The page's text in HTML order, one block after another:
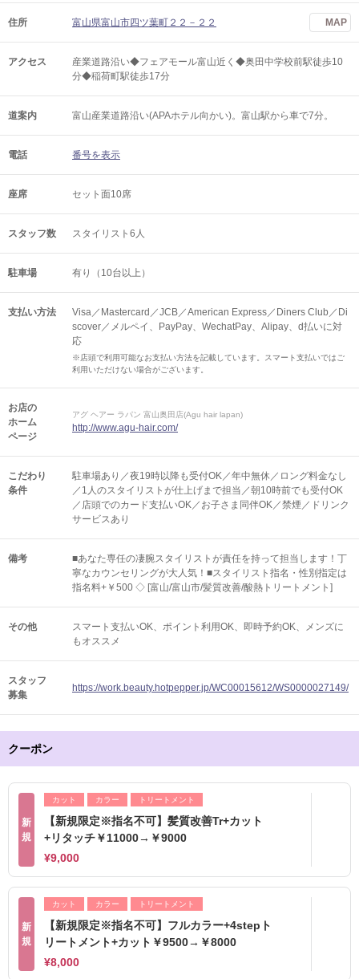
住所 富山県富山市四ツ葉町２２－２２ MAP
アクセス
産業道路沿い◆フェアモール富山近く◆奥田中学校前駅徒歩10
分◆稲荷町駅徒歩17分
道案内 富山産業道路沿い(APAホテル向かい)。富山駅から車で7分。
電話 番号を表示
座席 セット面10席
スタッフ数 スタイリスト6人
駐車場 有り（10台以上）
支払い方法
Visa／Mastercard／JCB／American Express／Diners Club／Di
scover／メルペイ、PayPay、WechatPay、Alipay、d払いに対
応
※店頭で利用可能なお支払い方法を記載しています。スマート支払いではご
利用いただけない場合がございます。
お店の
ホーム
ページ
アグ ヘアー ラパン 富山奥田店(Agu hair lapan)
http://www.agu-hair.com/
こだわり
条件
駐車場あり／夜19時以降も受付OK／年中無休／ロング料金なし
／1人のスタイリストが仕上げまで担当／朝10時前でも受付OK
／店頭でのカード支払いOK／お子さま同伴OK／禁煙／ドリンク
サービスあり
備考
■あなた専任の凄腕スタイリストが責任を持って担当します！丁
寧なカウンセリングが大人気！■スタイリスト指名・性別指定は
指名料+￥500 ◇ [富山/富山市/髪質改善/酸熱トリートメント]
その他 スマート支払いOK ポイント利用OK 即時予約OK
メンズに
もオススメ
スタッフ
募集
https://work.beauty.hotpepper.jp/WC00015612/WS0000027149/
クーポン
新
規
カット カラー トリートメント
【新規限定※指名不可】髪質改善Tr+カット
+リタッチ￥11000→￥9000
¥9,000
新
規
カット カラー トリートメント
【新規限定※指名不可】フルカラー+4stepト
リートメント+カット￥9500→￥8000
¥8,000